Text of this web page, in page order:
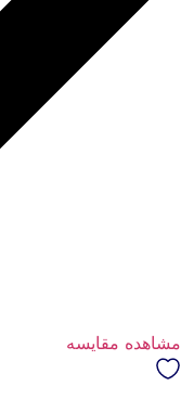
مشاهده مقایسه